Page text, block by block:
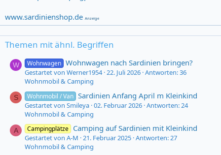
www.sardinienshop.de Anzeige
Themen mit ähnl. Begriffen
W Wohnwagen Wohnwagen nach Sardinien bringen?
Gestartet von Werner1954 22. Juli 2026 Antworten: 36
Wohnmobil & Camping
S Wohnmobil / Van Sardinien Anfang April m Kleinkind
Gestartet von Smileya 02. Februar 2026 Antworten: 24
Wohnmobil & Camping
A Campingplätze Camping auf Sardinien mit Kleinkind
Gestartet von A-M 21. Februar 2025 Antworten: 27
Wohnmobil & Camping